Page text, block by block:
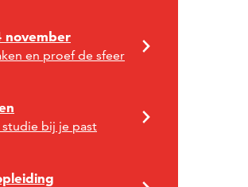
november
en proef de sfeer
studie bij je past